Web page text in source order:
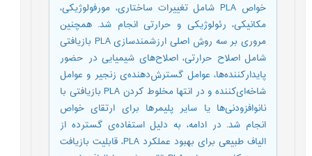
خواص PLA شامل تغییرات ساختاری، مورفولوژیکی،
مکانیکی، رئولوژیکی و حرارتی انجام شد. همچنین
مروری بر سه روش اصلی ارزشمندسازی PLA بازیافتی
شامل اصلاح حرارتی، اصلاح‌های شیمیایی در حضور
پایدارکننده‌ها، عوامل گسترش‌دهنده‌‌ی زنجیر و عوامل
شاخه‌ای‌کننده و در انتها مخلوط کردن PLA بازیافتی با
نانوافزودنی‌ها یا سایر پلیمرها برای ارتقای خواص
انجام شد. در ادامه، به دلیل استفاده‌ی گسترده از
الیاف طبیعی برای بهبود عملکرد PLA، قابلیت بازیافت